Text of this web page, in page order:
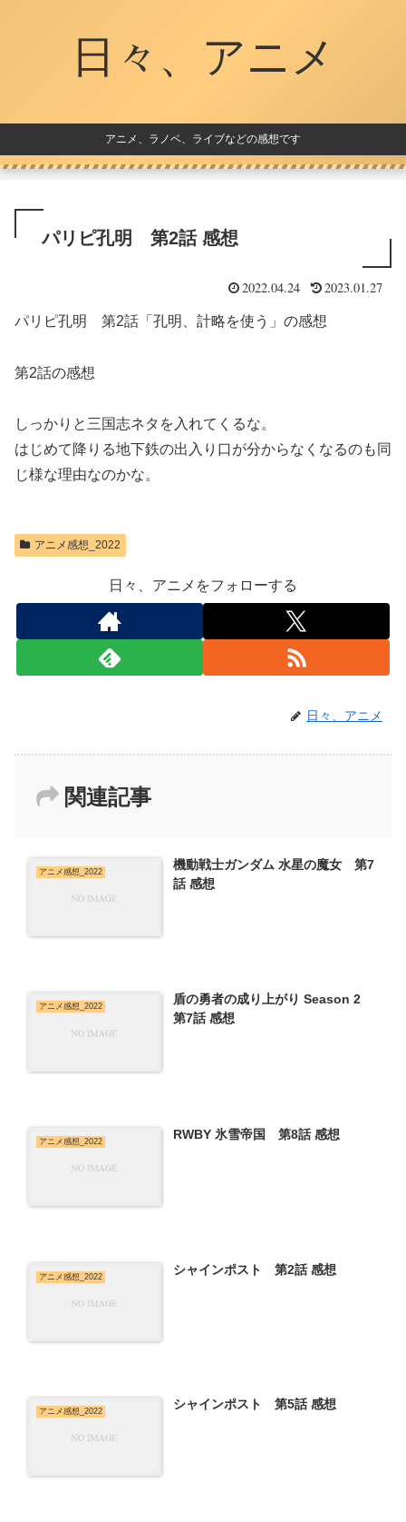
日々、アニメ
アニメ、ラノベ、ライブなどの感想です
パリピ孔明 第2話 感想
2022.04.24 2023.01.27
パリピ孔明 第2話「孔明、計略を使う」の感想
第2話の感想
しっかりと三国志ネタを入れてくるな。
はじめて降りる地下鉄の出入り口が分からなくなるのも同
じ様な理由なのかな。
アニメ感想_2022
日々、アニメをフォローする
日々、アニメ
関連記事
アニメ感想_2022
機動戦士ガンダム 水星の魔女 第7
話 感想
アニメ感想_2022
盾の勇者の成り上がり Season 2
第7話 感想
アニメ感想_2022 RWBY 氷雪帝国 第8話 感想
アニメ感想_2022 シャインポスト 第2話 感想
アニメ感想_2022 シャインポスト 第5話 感想